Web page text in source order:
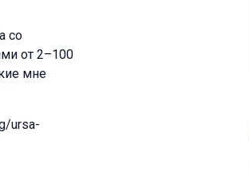
со
от 2–100
мне
ursa-